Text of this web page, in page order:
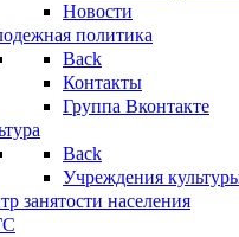
Новости
политика
Back
Контакты
Группа Вконтакте
Back
Учреждения
занятости населения